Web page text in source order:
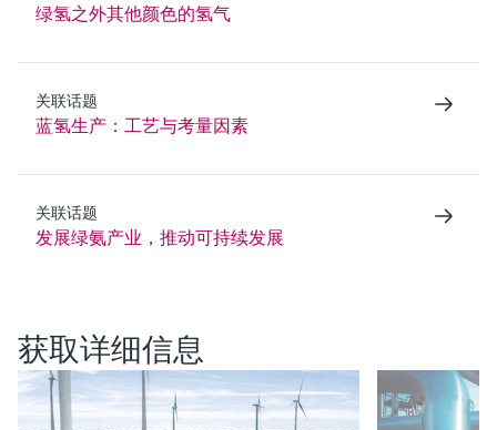
绿氢之外其他颜色的氢气
关联话题
蓝氢生产：工艺与考量因素
关联话题
发展绿氨产业，推动可持续发展
获取详细信息